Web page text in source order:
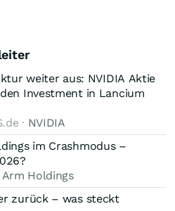
weiter aus: NVIDIA Aktie
Investment in Lancium
· NVIDIA
im Crashmodus –
Arm Holdings
zurück – was steckt